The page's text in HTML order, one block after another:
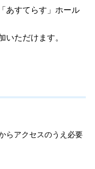
あすてらす」ホール
ただけます。
らアクセスのうえ必要